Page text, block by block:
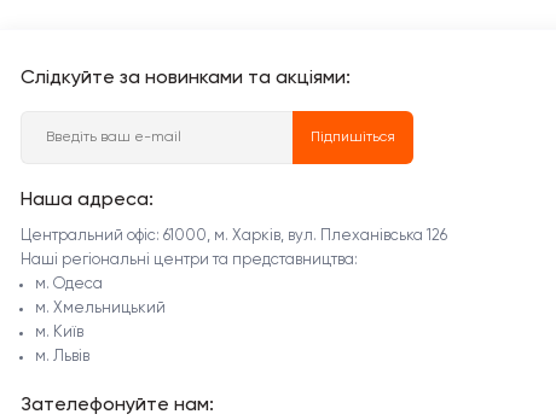
Слідкуйте за новинками та акціями:
Підпишіться
Наша адреса:
Центральний офіс: 61000, м. Харків, вул. Плеханівська 126
Наші регіональні центри та представництва:
м. Одеса
м. Хмельницький
м. Київ
м. Львів
Зателефонуйте нам: